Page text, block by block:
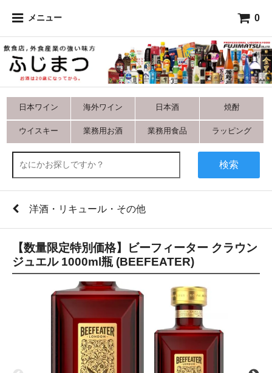
メニュー 0
日本ワイン 海外ワイン 日本酒 焼酎
ウイスキー 業務用お酒 業務用食品 ラッピング
検索
洋酒・リキュール・その他
【数量限定特別価格】ビーフィーター クラウン
ジュエル 1000ml瓶 (BEEFEATER)